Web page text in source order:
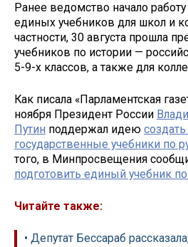
Ранее ведомство начало
единых учебников для школ и
частности, 30 августа прошла
учебников по истории —
5-9-х классов, а также для
Как писала «Парламентская
ноября Президент России
Путин поддержал идею
государственные учебники по
того, в Минпросвещения
подготовить единый учебник
Читайте также:
• Депутат Бессараб